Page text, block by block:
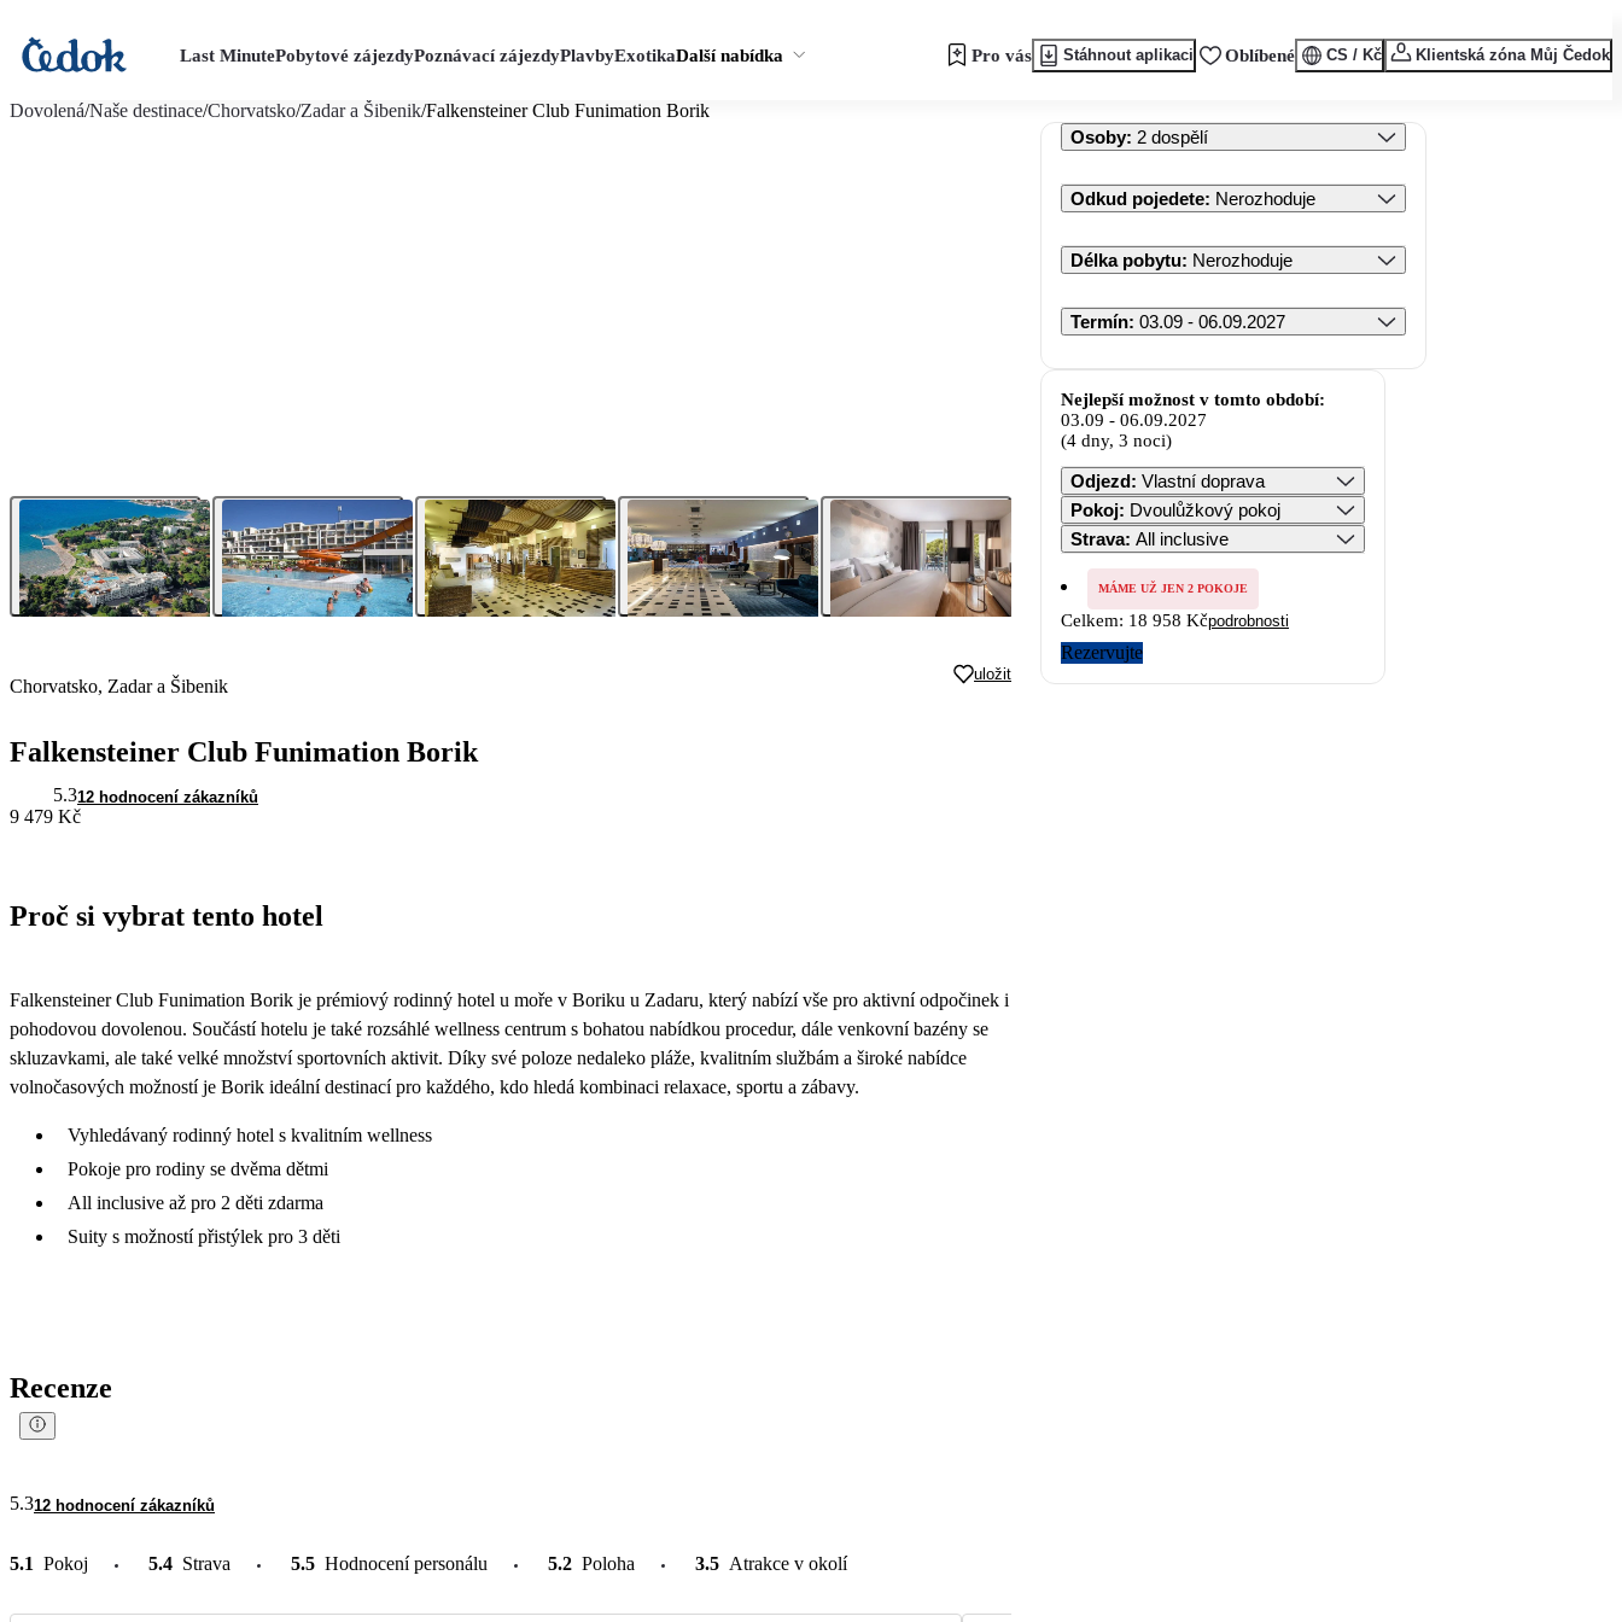
Last MinutePobytové zájezdyPoznávací zájezdyPlavbyExotikaDalší nabídka Pro vás Stáhnout aplikaci Oblíbené CS / Kč Klientská zóna Můj Čedok
Dovolená/Naše destinace/Chorvatsko/Zadar a Šibenik/Falkensteiner Club Funimation Borik
Chorvatsko, Zadar a Šibenik
uložit
Falkensteiner Club Funimation Borik
5.312 hodnocení zákazníků
9 479 Kč
Proč si vybrat tento hotel
Falkensteiner Club Funimation Borik je prémiový rodinný hotel u moře v Boriku u Zadaru, který nabízí vše pro aktivní odpočinek i
pohodovou dovolenou. Součástí hotelu je také rozsáhlé wellness centrum s bohatou nabídkou procedur, dále venkovní bazény se
skluzavkami, ale také velké množství sportovních aktivit. Díky své poloze nedaleko pláže, kvalitním službám a široké nabídce
volnočasových možností je Borik ideální destinací pro každého, kdo hledá kombinaci relaxace, sportu a zábavy.
Vyhledávaný rodinný hotel s kvalitním wellness
Pokoje pro rodiny se dvěma dětmi
All inclusive až pro 2 děti zdarma
Suity s možností přistýlek pro 3 děti
Recenze
5.312 hodnocení zákazníků
5.1 Pokoj 5.4 Strava 5.5 Hodnocení personálu 5.2 Poloha 3.5 Atrakce v okolí
Osoby: 2 dospělí
Odkud pojedete: Nerozhoduje
Délka pobytu: Nerozhoduje
Termín: 03.09 - 06.09.2027
Nejlepší možnost v tomto období:
03.09 - 06.09.2027
(4 dny, 3 noci)
Odjezd: Vlastní doprava
Pokoj: Dvoulůžkový pokoj
Strava: All inclusive
MÁME UŽ JEN 2 POKOJE
Celkem: 18 958 Kčpodrobnosti
Rezervujte